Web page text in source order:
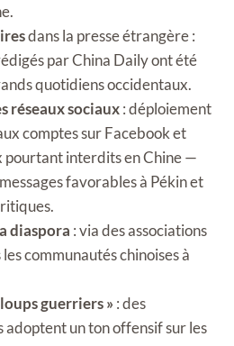
dans la presse étrangère :
par China Daily ont été
quotidiens occidentaux.
réseaux sociaux: déploiement
comptes sur Facebook et
interdits en Chine —
favorables à Pékin et
diaspora : via des associations
communautés chinoises à
guerriers » : des
adoptent un ton offensif sur les